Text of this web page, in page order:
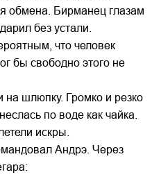
обмена. Бирманец глазам
без устали.
что человек
бы свободно этого не
на шлюпку. Громко и резко
по воде как чайка.
искры.
Андрэ. Через